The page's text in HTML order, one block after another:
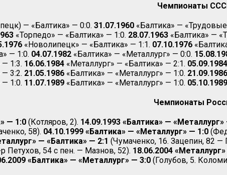
Чемпионаты
— «Балтика» — 0:0. 31.07.1960 «Балтика» —
«Торпедо» — «Балтика» — 1:0. 28.07.1963 «Балтика» —
«Новолипецк» — «Балтика» — 1:1. 07.10.1976
— 1:0. 04.07.1982 «Балтика» — «Металлург» — 0:0.
— 1:3. 16.06.1984 «Металлург» — «Балтика» — 2:1. 05.09.1984
— 3:2. 21.05.1986 «Балтика» — «Металлург» — 1:0. 21.09.1986
— 1:0. 11.07.1989 «Балтика» — «Металлург» — 1:0. 05.10.1989
Чемпионаты
— 1:0 (Котляров, 2). 14.09.1993 «Балтика» — «Металлург»
58). 04.10.1999 «Балтика» — «Металлург» — 1:0
— «Балтика» — 2:1 (Чумаченко, 16. Зацепин, 82 —
Петухов, 54 с пен. — Мазнов, 52). 18.06.2004
«Балтика» — «Металлург» — 3:0 (Голубов, 5.